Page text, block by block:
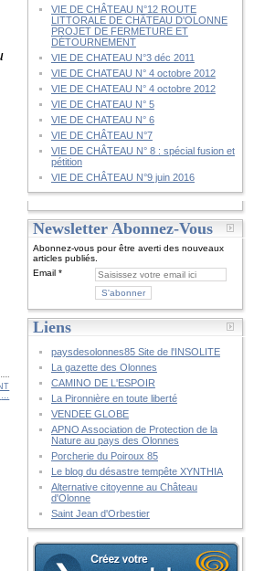
VIE DE CHÂTEAU N°12 ROUTE
LITTORALE DE CHÂTEAU D'OLONNE
PROJET DE FERMETURE ET
DÉTOURNEMENT
VIE DE CHATEAU N°3 déc 2011
VIE DE CHATEAU N° 4 octobre 2012
VIE DE CHATEAU N° 4 octobre 2012
VIE DE CHATEAU N° 5
VIE DE CHATEAU N° 6
VIE DE CHÂTEAU N°7
VIE DE CHÂTEAU N° 8 : spécial fusion et
pétition
VIE DE CHÂTEAU N°9 juin 2016
Newsletter Abonnez-Vous
Abonnez-vous pour être averti des nouveaux
articles publiés.
Email
Liens
paysdesolonnes85 Site de l'INSOLITE
La gazette des Olonnes
CAMINO DE L'ESPOIR
La Pironnière en toute liberté
VENDEE GLOBE
APNO Association de Protection de la
Nature au pays des Olonnes
Porcherie du Poiroux 85
Le blog du désastre tempête XYNTHIA
Alternative citoyenne au Château
d'Olonne
Saint Jean d'Orbestier